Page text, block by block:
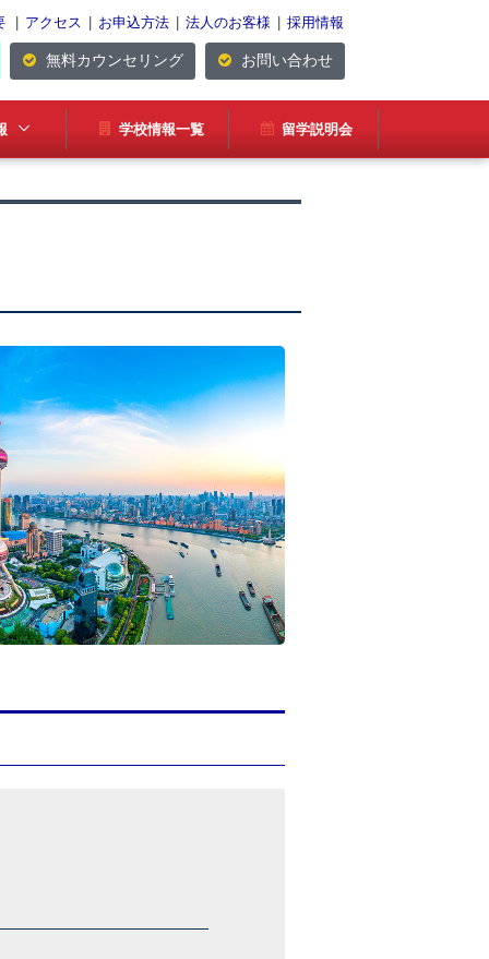
アクセス お申込方法 法人のお客様 採用情報
無料カウンセリング お問い合わせ
学校情報一覧 留学説明会